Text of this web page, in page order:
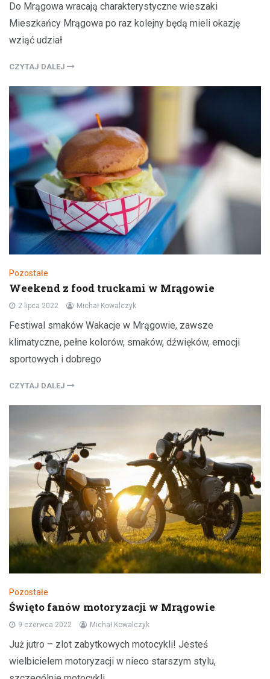
Do Mrągowa wracają charakterystyczne wieszaki
Mieszkańcy Mrągowa po raz kolejny będą mieli okazję
wziąć udział
CZYTAJ DALEJ
Pozostałe
Weekend z food truckami w Mrągowie
2 lipca 2022 Michał Kowalczyk
Festiwal smaków Wakacje w Mrągowie, zawsze
klimatyczne, pełne kolorów, smaków, dźwięków, emocji
sportowych i dobrego
CZYTAJ DALEJ
Pozostałe
Święto fanów motoryzacji w Mrągowie
9 czerwca 2022 Michał Kowalczyk
Już jutro – zlot zabytkowych motocykli! Jesteś
wielbicielem motoryzacji w nieco starszym stylu,